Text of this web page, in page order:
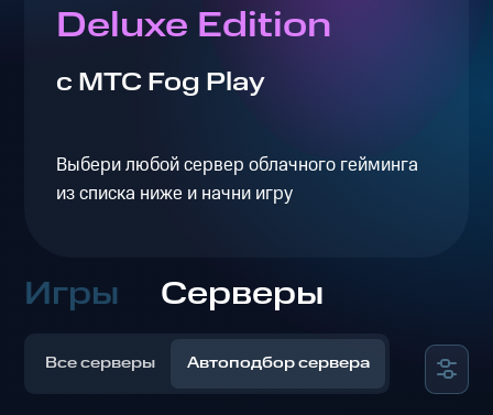
Deluxe Edition
с МТС Fog Play
Выбери любой сервер облачного гейминга
из списка ниже и начни игру
Игры Серверы
Все серверы Автоподбор сервера